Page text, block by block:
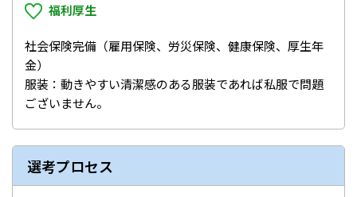
福利厚生
社会保険完備（雇用保険、労災保険、健康保険、厚生年
金）
服装：動きやすい清潔感のある服装であれば私服で問題
ございません。
選考プロセス